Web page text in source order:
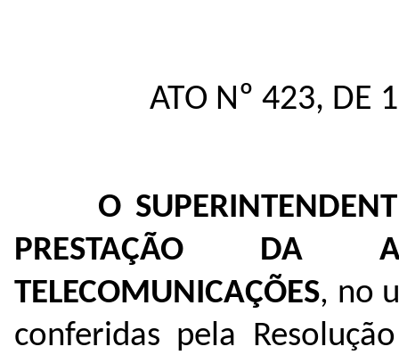
ATO Nº 423, DE
O
PRESTAÇÃO DA
TELECOMUNICAÇÕES, no
conferidas pela